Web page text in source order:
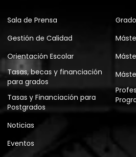
Sala de Prensa
Gestión de Calidad
Orientación Escolar
Tasas, becas y financiación
para grados
Tasas y Financiación para
Postgrados
Noticias
Eventos